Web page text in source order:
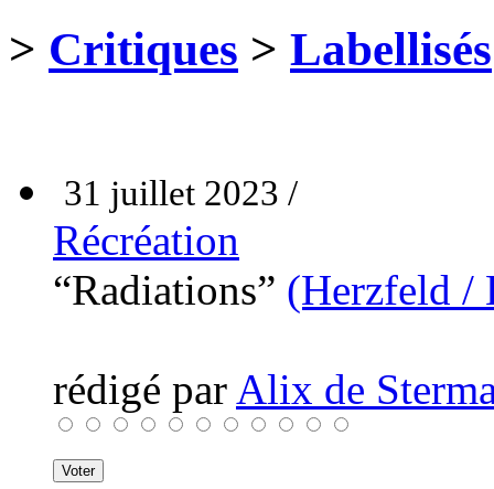
> Critiques > Labellisés
31 juillet 2023 /
Récréation
“Radiations” (Herzfeld /
rédigé par Alix de